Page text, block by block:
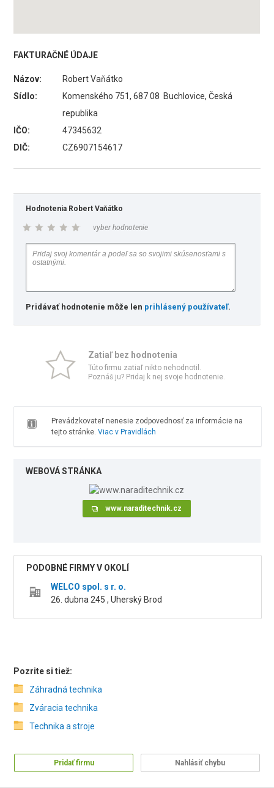
FAKTURAČNÉ ÚDAJE
Názov:
Robert Vaňátko
Sídlo:
Komenského 751, 687 08 Buchlovice, Česká
republika
IČO:
47345632
DIČ:
CZ6907154617
Hodnotenia Robert Vaňátko
vyber hodnotenie
Pridávať hodnotenie môže len prihlásený používateľ.
Zatiaľ bez hodnotenia
Túto firmu zatiaľ nikto nehodnotil.
Poznáš ju? Pridaj k nej svoje hodnotenie.
Prevádzkovateľ nenesie zodpovednosť za informácie na
tejto stránke. Viac v Pravidlách
WEBOVÁ STRÁNKA
www.naraditechnik.cz
PODOBNÉ FIRMY V OKOLÍ
WELCO spol. s r. o.
26. dubna 245 , Uherský Brod
Pozrite si tiež:
Záhradná technika
Zváracia technika
Technika a stroje
Pridať firmu Nahlásiť chybu